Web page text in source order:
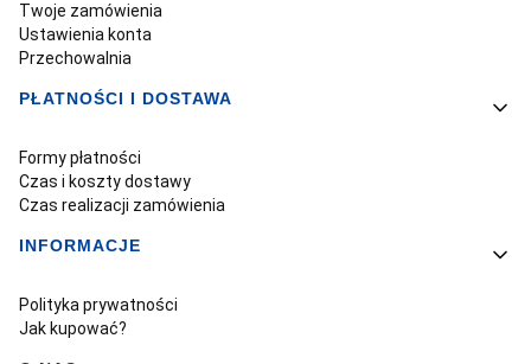
Twoje zamówienia
Ustawienia konta
Przechowalnia
PŁATNOŚCI I DOSTAWA
Formy płatności
Czas i koszty dostawy
Czas realizacji zamówienia
INFORMACJE
Polityka prywatności
Jak kupować?